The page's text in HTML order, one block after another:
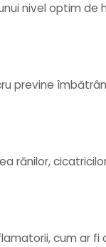
nivel optim de
previne
rănilor,
cum ar fi